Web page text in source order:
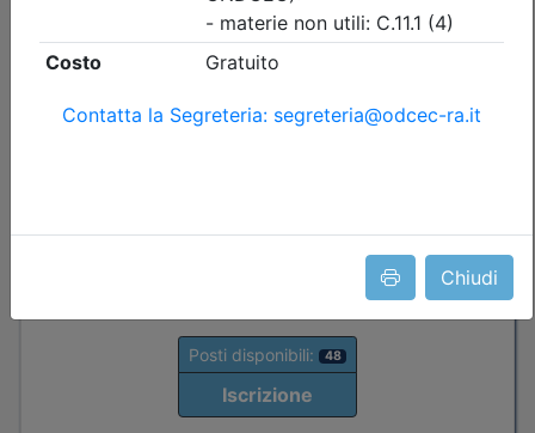
Chiudi
sviluppo delle Comunità
Data:21/09/2026
Durata:3 ore
Priorità iscrizioni Allegati
Note
Posti disponibili: 48
Iscrizione